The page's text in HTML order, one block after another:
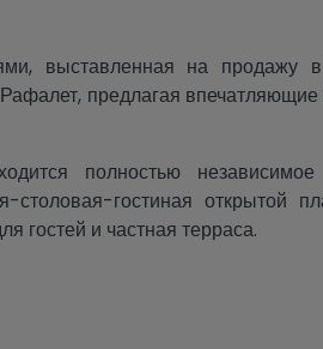
выставленная на продажу
предлагая
полностью
столовая-гостиная открытой
гостей и частная терраса.
зона открытого плана, кухня
и впечатляющая